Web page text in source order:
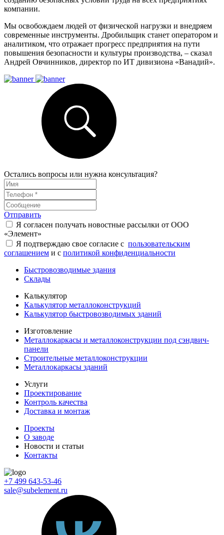
компании.
Мы освобождаем людей от физической нагрузки и внедряем
современные инструменты. Дробильщик станет оператором и
аналитиком, что отражает прогресс предприятия на пути
повышения безопасности и культуры производства, – сказал
Андрей Овчинников, директор по ИТ дивизиона «Ванадий».
Остались вопросы или нужна консультация?
Отправить
Я согласен получать новостные рассылки от ООО
«Элемент»
Я подтверждаю свое согласие с пользовательским
соглашением и с политикой конфиденциальности
Быстровозводимые здания
Склады
Калькулятор
Калькулятор металлоконструкций
Калькулятор быстровозводимых зданий
Изготовление
Металлокаркасы и металлоконструкции под сэндвич-
панели
Строительные металлоконструкции
Металлокаркасы зданий
Услуги
Проектирование
Контроль качества
Доставка и монтаж
Проекты
О заводе
Новости и статьи
Контакты
+7 499 643-53-46
sale@subelement.ru